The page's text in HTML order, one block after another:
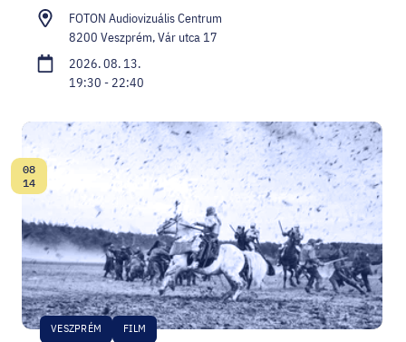
FOTON Audiovizuális Centrum
8200 Veszprém, Vár utca 17
2026. 08. 13.
19:30 - 22:40
VESZPRÉM FILM
Dátum:
08
14